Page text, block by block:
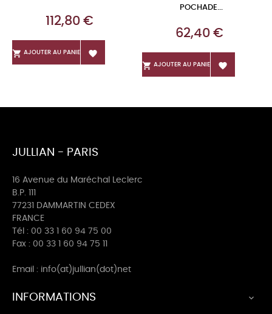
Prix
112,80 €
 AJOUTER AU PANIER 
POCHADE...
Prix
62,40 €
 AJOUTER AU PANIER 
JULLIAN - PARIS
16 Avenue du Maréchal Leclerc
B.P. 111
77231 DAMMARTIN CEDEX
FRANCE
Tél : 00 33 1 60 94 75 00
Fax : 00 33 1 60 94 75 11
Email : info(at)jullian(dot)net
INFORMATIONS 